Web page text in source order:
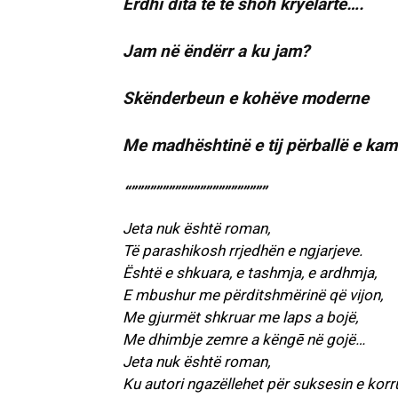
Jam në ëndërr a ku jam?
Skënderbeun e kohëve moderne
Me madhështinë e tij përballë e
“””””””””””””””””””””””
Jeta nuk është roman,
Të parashikosh rrjedhën e ngjarjeve.
Është e shkuara, e tashmja, e ardhmja,
E mbushur me përditshmërinë që vijon,
Me gjurmët shkruar me laps a bojë,
Me dhimbje zemre a këngē në gojë…
Jeta nuk është roman,
Ku autori ngazëllehet për suksesin e